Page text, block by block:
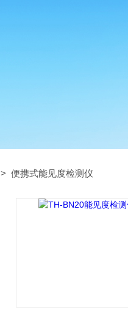
> 便携式能见度检测仪